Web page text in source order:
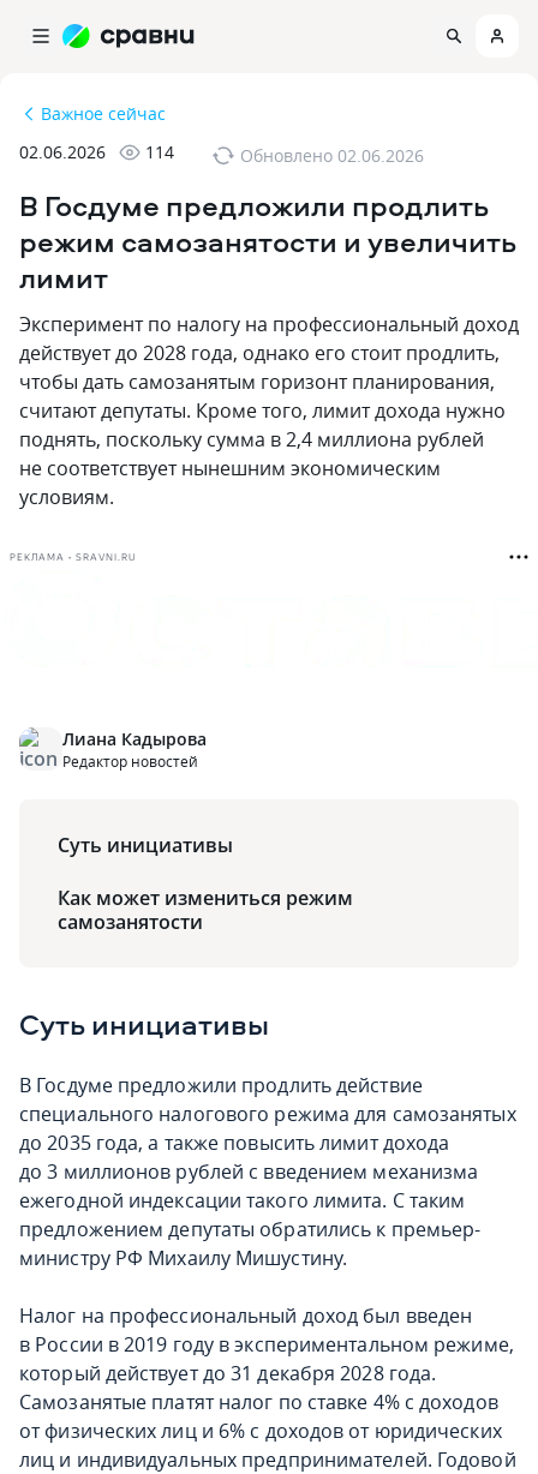
Важное сейчас
02.06.2026
114 Обновлено 02.06.2026
В Госдуме предложили продлить
режим самозанятости и увеличить
лимит
Эксперимент по налогу на профессиональный доход
действует до 2028 года, однако его стоит продлить,
чтобы дать самозанятым горизонт планирования,
считают депутаты. Кроме того, лимит дохода нужно
поднять, поскольку сумма в 2,4 миллиона рублей
не соответствует нынешним экономическим
условиям.
РЕКЛАМА • SRAVNI.RU
Лиана Кадырова
Редактор новостей
Суть инициативы
Как может измениться режим
самозанятости
Суть инициативы
В Госдуме предложили продлить действие
специального налогового режима для самозанятых
до 2035 года, а также повысить лимит дохода
до 3 миллионов рублей с введением механизма
ежегодной индексации такого лимита. С таким
предложением депутаты обратились к премьер-
министру РФ Михаилу Мишустину.
Налог на профессиональный доход был введен
в России в 2019 году в экспериментальном режиме,
который действует до 31 декабря 2028 года.
Самозанятые платят налог по ставке 4% с доходов
от физических лиц и 6% с доходов от юридических
лиц и индивидуальных предпринимателей. Годовой